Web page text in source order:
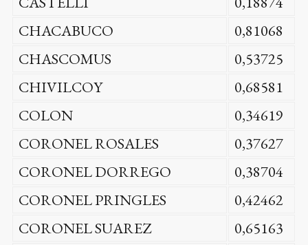
CHACABUCO
0,81068
CHASCOMUS
0,53725
CHIVILCOY
0,68581
COLON
0,34619
CORONEL ROSALES
0,37627
CORONEL DORREGO
0,38704
CORONEL PRINGLES
0,42462
CORONEL SUAREZ
0,65163